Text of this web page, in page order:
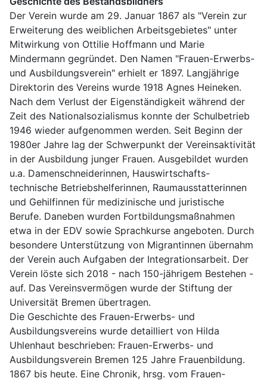
Der Verein wurde am 29. Januar 1867 als "Verein zur
Erweiterung des weiblichen Arbeitsgebietes" unter
Mitwirkung von Ottilie Hoffmann und Marie
Mindermann gegründet. Den Namen "Frauen-Erwerbs-
und Ausbildungsverein" erhielt er 1897. Langjährige
Direktorin des Vereins wurde 1918 Agnes Heineken.
Nach dem Verlust der Eigenständigkeit während der
Zeit des Nationalsozialismus konnte der Schulbetrieb
1946 wieder aufgenommen werden. Seit Beginn der
1980er Jahre lag der Schwerpunkt der Vereinsaktivität
in der Ausbildung junger Frauen. Ausgebildet wurden
u.a. Damenschneiderinnen, Hauswirtschafts-
technische Betriebshelferinnen, Raumausstatterinnen
und Gehilfinnen für medizinische und juristische
Berufe. Daneben wurden Fortbildungsmaßnahmen
etwa in der EDV sowie Sprachkurse angeboten. Durch
besondere Unterstützung von Migrantinnen übernahm
der Verein auch Aufgaben der Integrationsarbeit. Der
Verein löste sich 2018 - nach 150-jährigem Bestehen -
auf. Das Vereinsvermögen wurde der Stiftung der
Universität Bremen übertragen.
Die Geschichte des Frauen-Erwerbs- und
Ausbildungsvereins wurde detailliert von Hilda
Uhlenhaut beschrieben: Frauen-Erwerbs- und
Ausbildungsverein Bremen 125 Jahre Frauenbildung.
1867 bis heute. Eine Chronik, hrsg. vom Frauen-